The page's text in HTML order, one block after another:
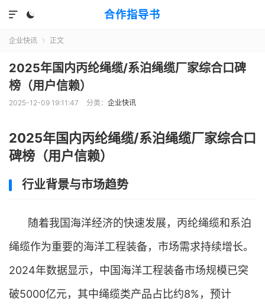
合作指导书


企业快讯  正文
2025年国内丙纶绳缆/系泊绳缆厂家综合口碑
榜（用户信赖）
2025-12-09 19:11:47 分类： 企业快讯
2025年国内丙纶绳缆/系泊绳缆厂家综合口
碑榜（用户信赖）
行业背景与市场趋势
随着我国海洋经济的快速发展，丙纶绳缆和系泊
绳缆作为重要的海洋工程装备，市场需求持续增长。
2024年数据显示，中国海洋工程装备市场规模已突
破5000亿元，其中绳缆类产品占比约8%，预计